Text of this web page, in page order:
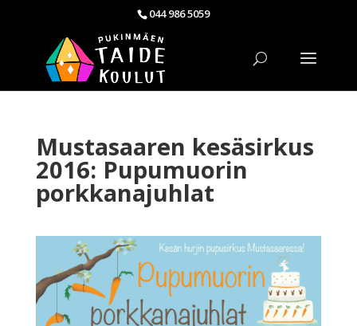
044 986 5059
Mustasaaren kesäsirkus
2016: Pupumuorin
porkkanajuhlat